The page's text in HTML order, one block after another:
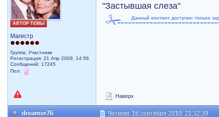
АВТОР ТЕМЫ
Магистр
Группа: Участники
Регистрация: 21 Апр 2009, 14:56
Сообщений: 17245
Пол:
"Застывшая слеза"
Наверх
dreamer76 Четверг, 16 сентября 2010, 21:32:39